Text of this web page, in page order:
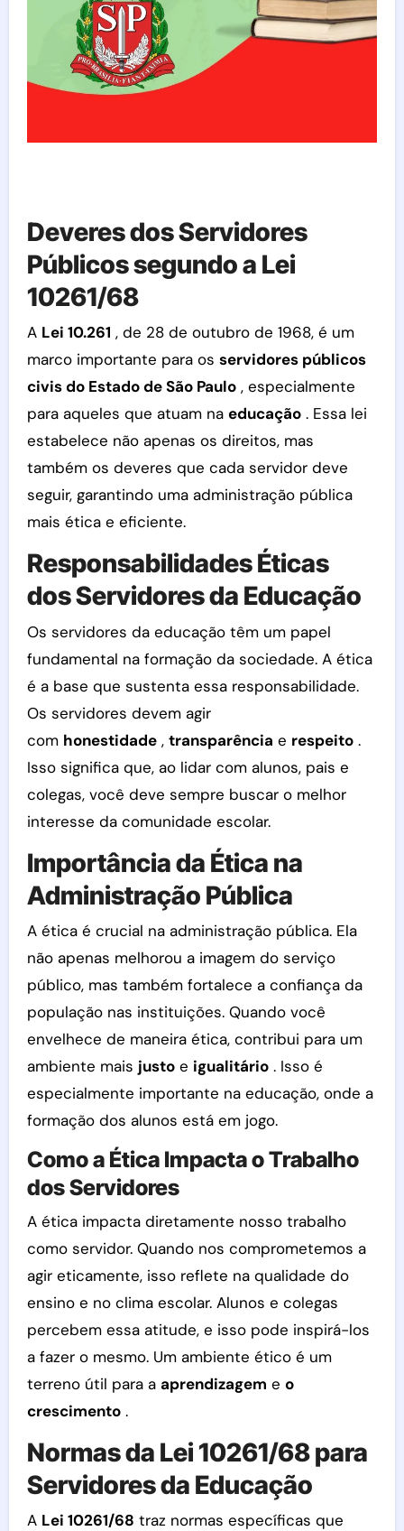
Deveres dos Servidores
Públicos segundo a Lei
10261/68
A Lei 10.261 , de 28 de outubro de 1968, é um
marco importante para os servidores públicos
civis do Estado de São Paulo, especialmente
para aqueles que atuam na educação. Essa lei
estabelece não apenas os direitos, mas
também os deveres que cada servidor deve
seguir, garantindo uma administração pública
mais ética e eficiente.
Responsabilidades Éticas
dos Servidores da Educação
Os servidores da educação têm um papel
fundamental na formação da sociedade. A ética
é a base que sustenta essa responsabilidade.
Os servidores devem agir
com honestidade, transparência e respeito.
Isso significa que, ao lidar com alunos, pais e
colegas, você deve sempre buscar o melhor
interesse da comunidade escolar.
Importância da Ética na
Administração Pública
A ética é crucial na administração pública. Ela
não apenas melhorou a imagem do serviço
público, mas também fortalece a confiança da
população nas instituições. Quando você
envelhece de maneira ética, contribui para um
ambiente mais justoe igualitário. Isso é
especialmente importante na educação, onde a
formação dos alunos está em jogo.
Como a Ética Impacta o Trabalho
dos Servidores
A ética impacta diretamente nosso trabalho
como servidor. Quando nos comprometemos a
agir eticamente, isso reflete na qualidade do
ensino e no clima escolar. Alunos e colegas
percebem essa atitude, e isso pode inspirá-los
a fazer o mesmo. Um ambiente ético é um
terreno útil para a aprendizagem e o
crescimento.
Normas da Lei 10261/68 para
Servidores da Educação
A Lei 10261/68 traz normas específicas que